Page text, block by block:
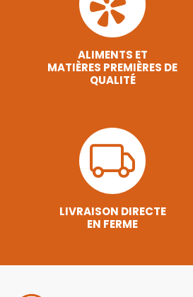
ALIMENTS ET
MATIÈRES PREMIÈRES DE
QUALITÉ
LIVRAISON DIRECTE
EN FERME